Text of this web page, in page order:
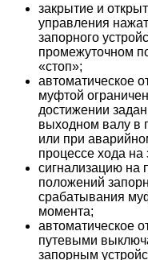
закрытие и
управления
запорного
промежуточном
«стоп»;
автоматическое
муфтой
достижении
выходном валу в
или при
процессе хода
сигнализацию на
положений
срабатывания
момента;
автоматическое
путевыми
запорным